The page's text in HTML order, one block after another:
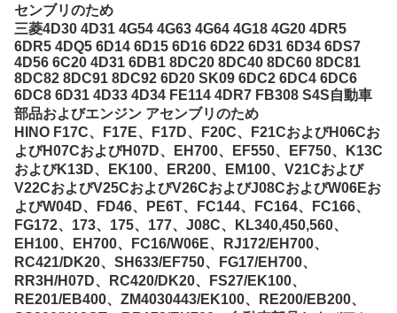
センブリのため
三菱4D30 4D31 4G54 4G63 4G64 4G18 4G20 4DR5
6DR5 4DQ5 6D14 6D15 6D16 6D22 6D31 6D34 6DS7
4D56 6C20 4D31 6DB1 8DC20 8DC40 8DC60 8DC81
8DC82 8DC91 8DC92 6D20 SK09 6DC2 6DC4 6DC6
6DC8 6D31 4D33 4D34 FE114 4DR7 FB308 S4S自動車
部品およびエンジン アセンブリのため
HINO F17C、F17E、F17D、F20C、F21CおよびH06Cお
よびH07CおよびH07D、EH700、EF550、EF750、K13C
およびK13D、EK100、ER200、EM100、V21Cおよび
V22CおよびV25CおよびV26CおよびJ08CおよびW06Eお
よびW04D、FD46、PE6T、FC144、FC164、FC166、
FG172、173、175、177、J08C、KL340,450,560、
EH100、EH700、FC16/W06E、RJ172/EH700、
RC421/DK20、SH633/EF750、FG17/EH700、
RR3H/H07D、RC420/DK20、FS27/EK100、
RE201/EB400、ZM4030443/EK100、RE200/EB200、